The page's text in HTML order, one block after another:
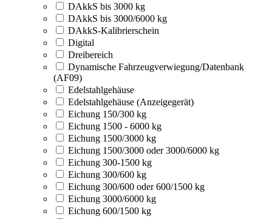
DAkkS bis 3000 kg
DAkkS bis 3000/6000 kg
DAkkS-Kalibrierschein
Digital
Dreibereich
Dynamische Fahrzeugverwiegung/Datenbank
(AF09)
Edelstahlgehäuse
Edelstahlgehäuse (Anzeigegerät)
Eichung 150/300 kg
Eichung 1500 - 6000 kg
Eichung 1500/3000 kg
Eichung 1500/3000 oder 3000/6000 kg
Eichung 300-1500 kg
Eichung 300/600 kg
Eichung 300/600 oder 600/1500 kg
Eichung 3000/6000 kg
Eichung 600/1500 kg